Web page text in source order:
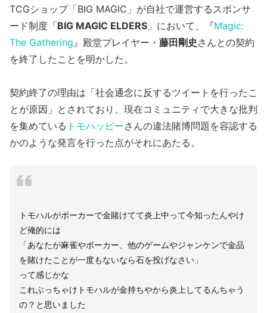
TCGショップ「BIG MAGIC」が自社で運営するスポンサ
ード制度「BIG MAGIC ELDERS 」において、『Magic:
The Gathering』殿堂プレイヤー・ 藤田剛史 さんとの契約
を終了したことを明かした。
契約終了の理由は「社会通念に反するツイートを行ったこ
とが原因」とされており、現在コミュニティで大きな批判
を集めている トモハッピーさんの違法賭博問題を容認する
かのような発言を行った点がそれにあたる。
トモハルがポーカーで金賭けてて炎上中って今知ったんやけ
ど俺的には
「あなたが麻雀やポーカー、他のゲームやジャンケンで金品
を賭けたことが一度もないなら石を投げなさい」
って感じかな
これぶっちゃけトモハルが金持ちやから炎上してるんちゃう
の？と思いました